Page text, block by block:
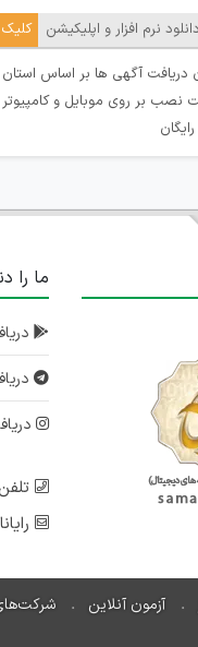
نرم افزار و اپلیکیشن
دریافت آگهی ها بر اساس
نصب بر روی موبایل و کامپیوتر
ما را
آزمون آنلاین